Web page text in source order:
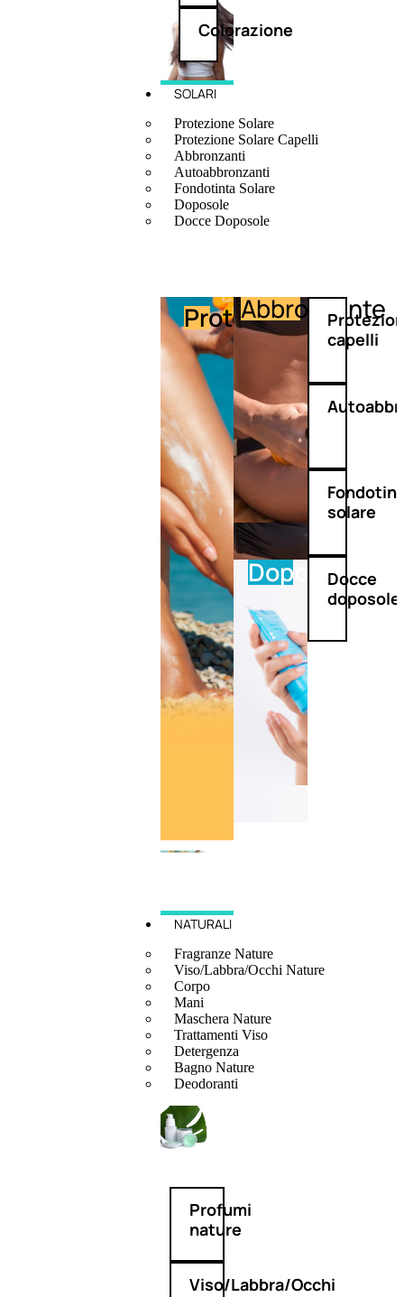
Colorazione
SOLARI
Protezione Solare
Protezione Solare Capelli
Abbronzanti
Autoabbronzanti
Fondotinta Solare
Doposole
Docce Doposole
Protezione
Abbronzante
Doposole
capelli
solare
Docce
doposole
NATURALI
Fragranze Nature
Viso/Labbra/Occhi Nature
Corpo
Mani
Maschera Nature
Trattamenti Viso
Detergenza
Bagno Nature
Deodoranti
Profumi
nature
Viso/Labbra/Occhi